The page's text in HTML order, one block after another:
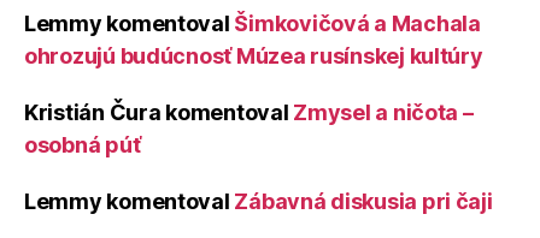
Lemmy komentoval Šimkovičová a Machala
ohrozujú budúcnosť Múzea rusínskej kultúry
Kristián Čura komentoval Zmysel a ničota –
osobná púť
Lemmy komentoval Zábavná diskusia pri čaji